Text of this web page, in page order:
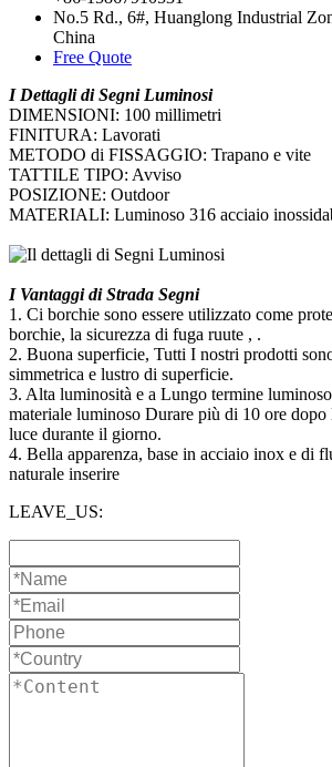
No.5 Rd., 6#, Huanglong Industrial
China
Free Quote
I Dettagli di Segni Luminosi
DIMENSIONI: 100 millimetri
FINITURA: Lavorati
METODO di FISSAGGIO: Trapano e vite
TATTILE TIPO: Avviso
POSIZIONE: Outdoor
MATERIALI: Luminoso 316 acciaio
I Vantaggi di Strada Segni
1. Ci borchie sono essere utilizzato come
borchie, la sicurezza di fuga ruute , .
2. Buona superficie, Tutti I nostri prodotti
simmetrica e lustro di superficie.
3. Alta luminosità e a Lungo termine
materiale luminoso Durare più di 10 ore dopo
luce durante il giorno.
4. Bella apparenza, base in acciaio inox e di
naturale inserire
LEAVE_US: